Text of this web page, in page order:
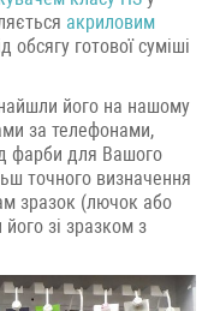
акриловим
обсягу готової суміші
його на нашому
за телефонами,
фарби для Вашого
точного визначення
зразок (лючок або
зі зразком з